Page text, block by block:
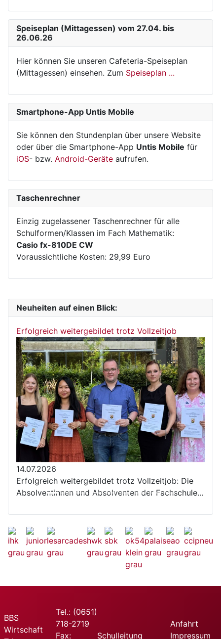
Speiseplan (Mittagessen) vom 27.04. bis
26.06.26
Hier können Sie unseren Cafeteria-Speiseplan
(Mittagessen) einsehen. Zum Speiseplan ...
Smartphone-App Untis Mobile
Sie können den Stundenplan über unsere Website
oder über die Smartphone-App Untis Mobile für
iOS- bzw. Android-Geräte aufrufen.
Taschenrechner
Einzig zugelassener Taschenrechner für alle
Schulformen/Klassen im Fach Mathematik:
Casio fx-810DE CW
Voraussichtliche Kosten: 29,99 Euro
Neuheiten auf einen Blick:
Erfolgreich weitergebildet trotz Vollzeitjob
14.07.2026
Erfolgreich weitergebildet trotz Vollzeitjob: Die
Absolventinnen und Absolventen der Fachschule...
BBS
Wirtschaft
Tel.: (0651)
718-2719
Fax:
Schulleitung
Anfahrt
Impressum